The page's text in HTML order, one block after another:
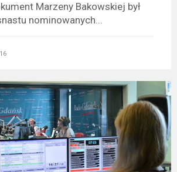
Marzeny Bakowskiej był
nominowanych...